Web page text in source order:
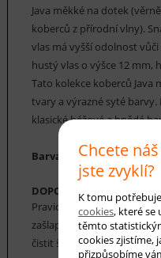
Java měkké na dotek
koberců z přírodní vlny).
vlas má vyšší odolnost
hustý vlas o výšce 12 mm,
Tato kolekce koberců Java
tvary a výrazné syté
klasické béžové a hnědé
Barva koberce: béžová,
DOPORUČENÁ ÚDRŽBA:
Pravidelné vysávání
zašlapání do koberce. Cca
čistit šamponováním
Chcete
jste zvyklí?
K tomu
cookies, které se
těmto
cookies zjistíme,
přizpůsobíme